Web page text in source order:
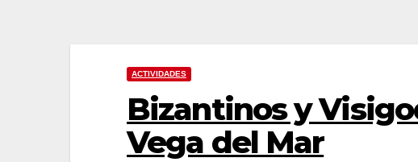
ACTIVIDADES
Bizantinos y
Vega del Mar